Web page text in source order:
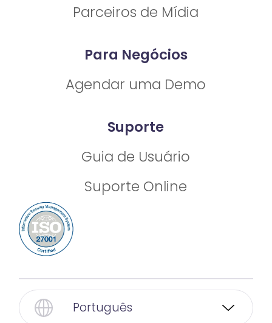
Parceiros de Mídia
Para Negócios
Agendar uma Demo
Suporte
Guia de Usuário
Suporte Online
Português